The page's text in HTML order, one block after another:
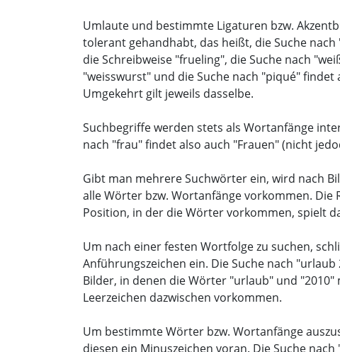
Umlaute und bestimmte Ligaturen bzw.
tolerant gehandhabt, das heißt, die Suche
die Schreibweise "frueling", die Suche nach
"weisswurst" und die Suche nach "piqué" findet
Umgekehrt gilt jeweils dasselbe.
Suchbegriffe werden stets als Wortanfänge
nach "frau" findet also auch "Frauen" (nicht
Gibt man mehrere Suchwörter ein, wird nach
alle Wörter bzw. Wortanfänge vorkommen. Die
Position, in der die Wörter vorkommen, spielt
Um nach einer festen Wortfolge zu suchen,
Anführungszeichen ein. Die Suche nach
Bilder, in denen die Wörter "urlaub" und "2010"
Leerzeichen dazwischen vorkommen.
Um bestimmte Wörter bzw. Wortanfänge
diesen ein Minuszeichen voran. Die Suche